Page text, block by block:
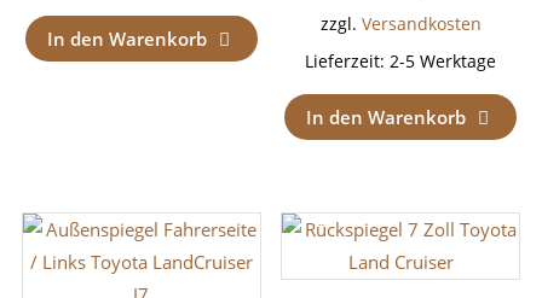
In den Warenkorb
zzgl. Versandkosten
Lieferzeit:2-5 Werktage
In den Warenkorb